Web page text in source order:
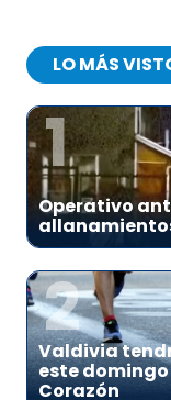
LO MÁS
1
Operativo
2
Valdivia
este domingo
Corazón